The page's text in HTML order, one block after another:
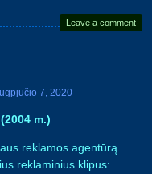
Leave a comment
7, 2020
m.)
reklamos agentūrą
reklaminius klipus: